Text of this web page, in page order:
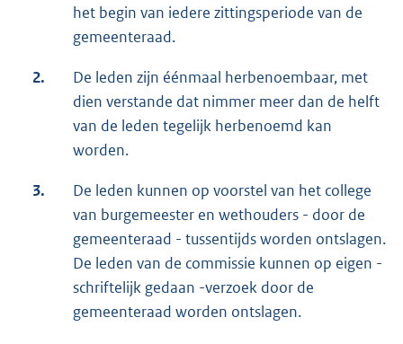
het begin van iedere zittingsperiode van de
gemeenteraad.
2.
De leden zijn éénmaal herbenoembaar, met
dien verstande dat nimmer meer dan de helft
van de leden tegelijk herbenoemd kan
worden.
3.
De leden kunnen op voorstel van het college
van burgemeester en wethouders - door de
gemeenteraad - tussentijds worden ontslagen.
De leden van de commissie kunnen op eigen -
schriftelijk gedaan -verzoek door de
gemeenteraad worden ontslagen.